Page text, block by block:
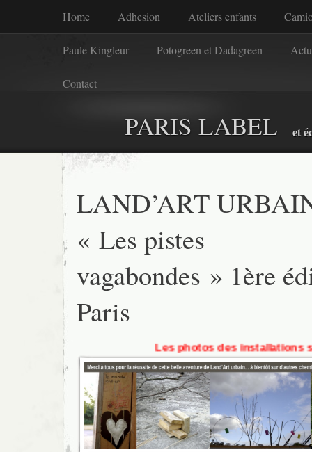
Home Adhesion Ateliers enfants
Paule Kingleur Potogreen et Dadagreen
Contact
PARIS LABEL et
LAND’ART
« Les pistes
vagabondes » 1ère
Paris
Les photos des installations sont à la